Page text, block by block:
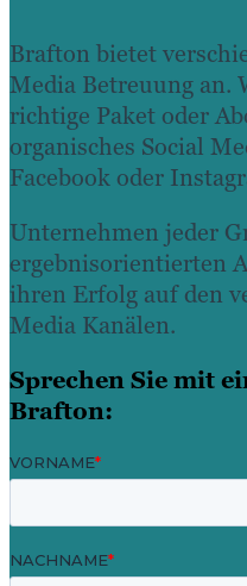
Ressourcen
Brafton bietet
Media Betreuung an.
richtige Paket oder
organisches Social
Facebook oder
Unternehmen jeder
ergebnisorientierten
ihren Erfolg auf den
Media Kanälen.
Sprechen Sie mit
Brafton: